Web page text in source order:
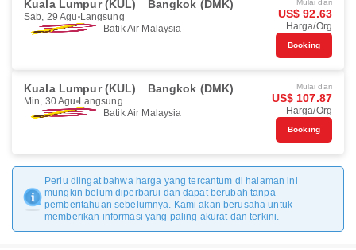
Kuala Lumpur (KUL) Bangkok (DMK)
Sab, 29 Agu Langsung
Batik Air Malaysia
Mulai dari
US$ 92.63
Harga/Org
Booking
Kuala Lumpur (KUL) Bangkok (DMK)
Min, 30 Agu Langsung
Batik Air Malaysia
Mulai dari
US$ 107.87
Harga/Org
Booking
Perlu diingat bahwa harga yang tercantum di halaman ini
mungkin belum diperbarui dan dapat berubah tanpa
pemberitahuan sebelumnya. Kami akan berusaha untuk
memberikan informasi yang paling akurat dan terkini.